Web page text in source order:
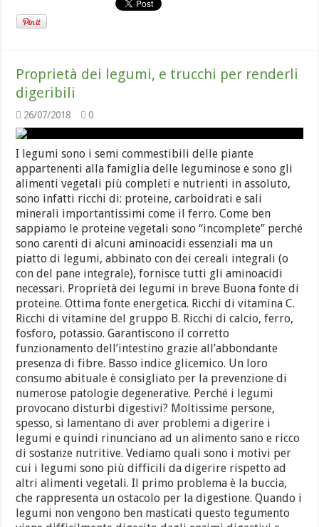
Proprietà dei legumi, e trucchi per renderli
digeribili
26/07/2018 0
I legumi sono i semi commestibili delle piante
appartenenti alla famiglia delle leguminose e sono gli
alimenti vegetali più completi e nutrienti in assoluto,
sono infatti ricchi di: proteine, carboidrati e sali
minerali importantissimi come il ferro. Come ben
sappiamo le proteine vegetali sono “incomplete” perché
sono carenti di alcuni aminoacidi essenziali ma un
piatto di legumi, abbinato con dei cereali integrali (o
con del pane integrale), fornisce tutti gli aminoacidi
necessari. Proprietà dei legumi in breve Buona fonte di
proteine. Ottima fonte energetica. Ricchi di vitamina C.
Ricchi di vitamine del gruppo B. Ricchi di calcio, ferro,
fosforo, potassio. Garantiscono il corretto
funzionamento dell’intestino grazie all’abbondante
presenza di fibre. Basso indice glicemico. Un loro
consumo abituale è consigliato per la prevenzione di
numerose patologie degenerative. Perché i legumi
provocano disturbi digestivi? Moltissime persone,
spesso, si lamentano di aver problemi a digerire i
legumi e quindi rinunciano ad un alimento sano e ricco
di sostanze nutritive. Vediamo quali sono i motivi per
cui i legumi sono più difficili da digerire rispetto ad
altri alimenti vegetali. Il primo problema è la buccia,
che rappresenta un ostacolo per la digestione. Quando i
legumi non vengono ben masticati questo tegumento